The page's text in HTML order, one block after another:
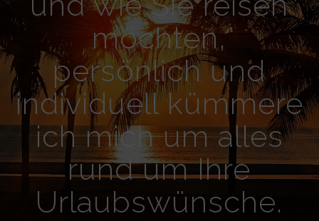
möchten,
persönlich und
individuell kümmere
ich mich um alles
rund um Ihre
Urlaubswünsche.